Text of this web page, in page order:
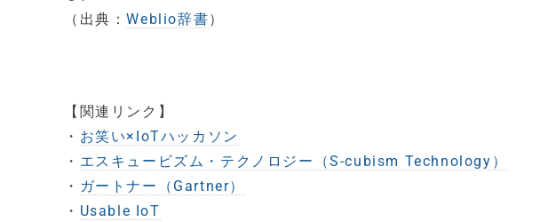
（出典：Weblio辞書）
【関連リンク】
・ お笑い×IoTハッカソン
・ エスキュービズム・テクノロジー（S-cubism Technology）
・ ガートナー（Gartner）
・ Usable IoT